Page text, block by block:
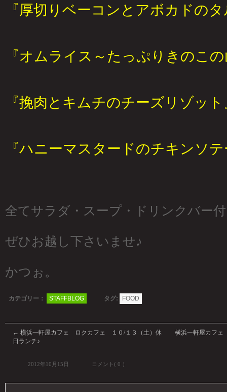
『厚切りベーコンとアボカドの
『オムライス～たっぷりきのこ
『挽肉とキムチのチーズリゾット
『ハニーマスタードのチキンソ
全てサラダ・スープ・ドリンクバー
ぜひお越し下さいませ♪
かつぉ。
カテゴリー： STAFFBLOG タグ: FOOD
← 横浜一軒屋カフェ ロクカフェ １０/１３（土）休
日ランチ♪
横浜一軒屋カフ
2012年10月15日 コメント( 0 ）